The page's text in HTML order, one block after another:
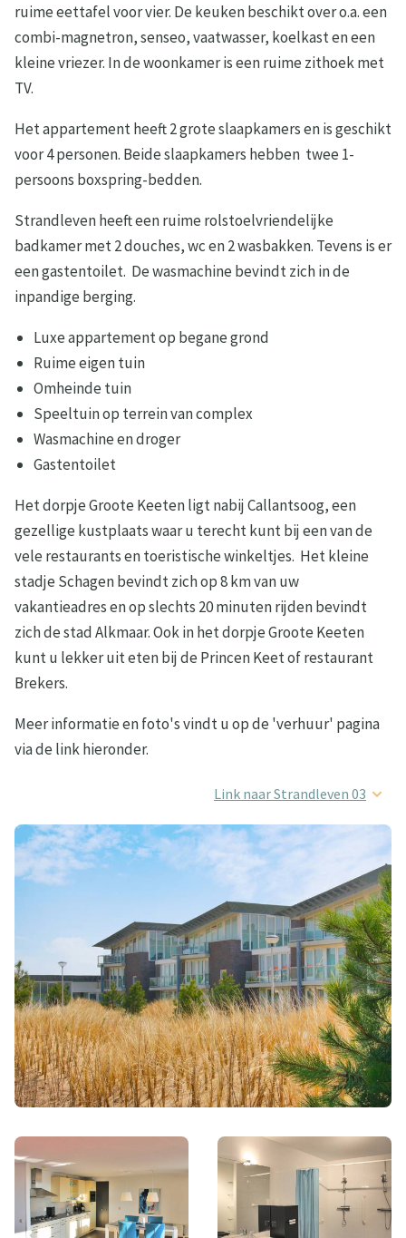
ruime eettafel voor vier. De keuken beschikt over o.a. een
combi-magnetron, senseo, vaatwasser, koelkast en een
kleine vriezer. In de woonkamer is een ruime zithoek met
TV.
Het appartement heeft 2 grote slaapkamers en is geschikt
voor 4 personen. Beide slaapkamers hebben twee 1-
persoons boxspring-bedden.
Strandleven heeft een ruime rolstoelvriendelijke
badkamer met 2 douches, wc en 2 wasbakken. Tevens is er
een gastentoilet. De wasmachine bevindt zich in de
inpandige berging.
Luxe appartement op begane grond
Ruime eigen tuin
Omheinde tuin
Speeltuin op terrein van complex
Wasmachine en droger
Gastentoilet
Het dorpje Groote Keeten ligt nabij Callantsoog, een
gezellige kustplaats waar u terecht kunt bij een van de
vele restaurants en toeristische winkeltjes. Het kleine
stadje Schagen bevindt zich op 8 km van uw
vakantieadres en op slechts 20 minuten rijden bevindt
zich de stad Alkmaar. Ook in het dorpje Groote Keeten
kunt u lekker uit eten bij de Princen Keet of restaurant
Brekers.
Meer informatie en foto's vindt u op de 'verhuur' pagina
via de link hieronder.
Link naar Strandleven 03